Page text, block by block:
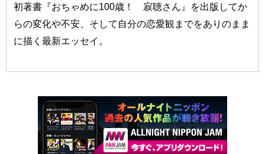
初著書『おちゃめに100歳！ 寂聴さん』を出版してか
らの変化や不安、そして自分の恋愛観までをありのまま
に描く最新エッセイ。